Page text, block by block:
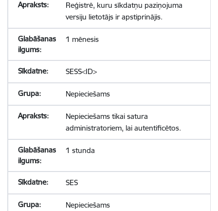
Reģistrē, kuru sīkdatņu paziņojuma
versiju lietotājs ir apstiprinājis.
1 mēnesis
SESS<ID>
Nepieciešams
Nepieciešams tikai satura
administratoriem, lai autentificētos.
1 stunda
SES
Nepieciešams